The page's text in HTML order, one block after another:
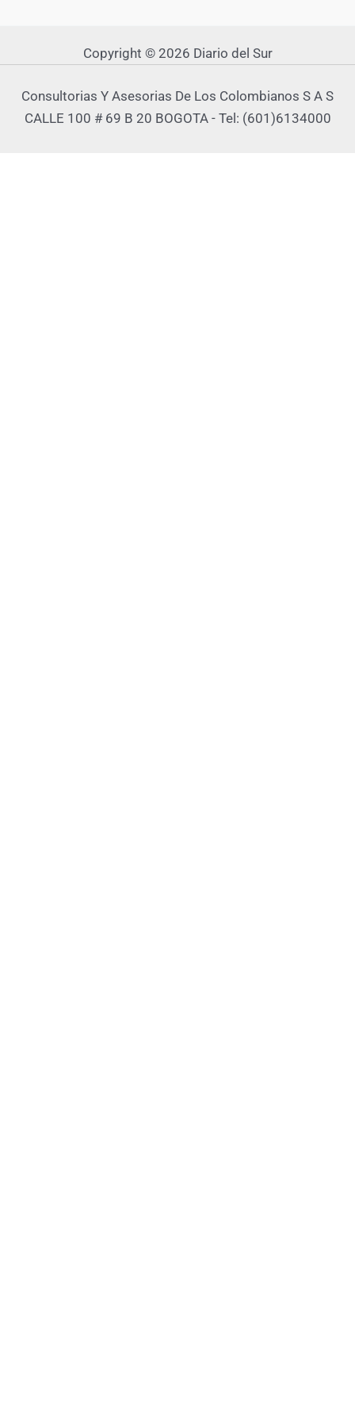
Copyright © 2026 Diario del Sur
Consultorias Y Asesorias De Los Colombianos S A S
CALLE 100 # 69 B 20 BOGOTA - Tel: (601)6134000